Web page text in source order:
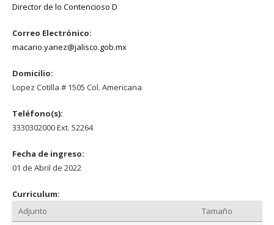
Director de lo Contencioso D
Correo Electrónico:
macario.yanez@jalisco.gob.mx
Domicilio:
Lopez Cotilla # 1505 Col. Americana
Teléfono(s):
3330302000 Ext. 52264
Fecha de ingreso:
01 de Abril de 2022
Curriculum:
Adjunto
Tamaño